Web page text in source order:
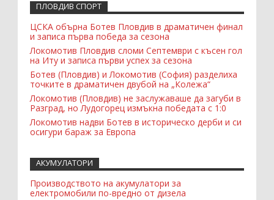
ПЛОВДИВ СПОРТ
ЦСКА обърна Ботев Пловдив в драматичен финал
и записа първа победа за сезона
Локомотив Пловдив сломи Септември с късен гол
на Иту и записа първи успех за сезона
Ботев (Пловдив) и Локомотив (София) разделиха
точките в драматичен двубой на „Колежа“
Локомотив (Пловдив) не заслужаваше да загуби в
Разград, но Лудогорец измъкна победата с 1:0
Локомотив надви Ботев в историческо дерби и си
осигури бараж за Европа
АКУМУЛАТОРИ
Производството на акумулатори за
електромобили по-вредно от дизела